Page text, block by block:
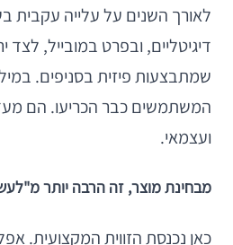
לאורך השנים על עלייה עקבית
דיגיטליים, ובפרט במובייל, לצד
שמתבצעות פיזית בסניפים.
המשתמשים כבר הכריעו. הם
ועצמאי.
מבחינת מוצר, זה הרבה יותר
כאן נכנסת הזווית המקצועית.